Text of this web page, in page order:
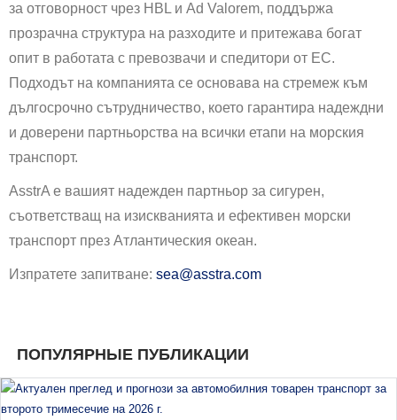
за отговорност чрез HBL и Ad Valorem, поддържа
прозрачна структура на разходите и притежава богат
опит в работата с превозвачи и спедитори от ЕС.
Подходът на компанията се основава на стремеж към
дългосрочно сътрудничество, което гарантира надеждни
и доверени партньорства на всички етапи на морския
транспорт.
AsstrA е вашият надежден партньор за сигурен,
съответстващ на изискванията и ефективен морски
транспорт през Атлантическия океан.
Изпратете запитване: sea@asstra.com
ПОПУЛЯРНЫЕ ПУБЛИКАЦИИ